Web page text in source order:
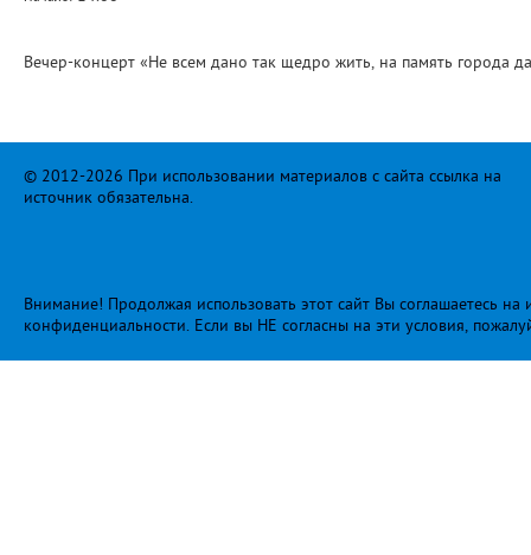
Вечер-концерт «Не всем дано так щедро жить, на память города
© 2012-2026 При использовании материалов с сайта ссылка на
источник обязательна.
Внимание! Продолжая использовать этот сайт Вы соглашаетесь
конфиденциальности. Если вы НЕ согласны на эти условия,